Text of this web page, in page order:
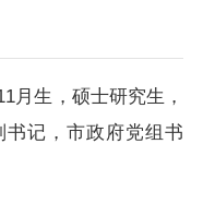
月生，硕士研究生，
记，市政府党组书